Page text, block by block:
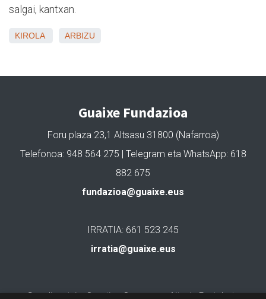
salgai, kantxan.
KIROLA ARBIZU
Guaixe Fundazioa
Foru plaza 23,1 Altsasu 31800 (Nafarroa)
Telefonoa: 948 564 275 | Telegram eta WhatsApp: 618
882 675
fundazioa@guaixe.eus
IRRATIA: 661 523 245
irratia@guaixe.eus
Gure lizentzia: Creative Commons Aitortu Partekatu